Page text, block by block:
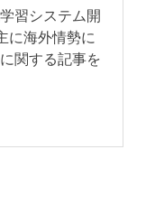
習システム開
に海外情勢に
関する記事を